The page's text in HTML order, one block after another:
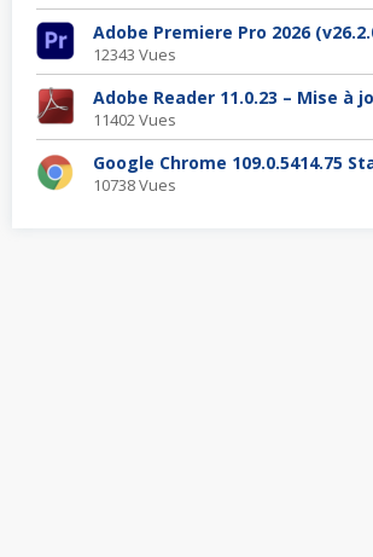
Adobe Premiere Pro 2026
12343 Vues
Adobe Reader 11.0.23 – Mise à
11402 Vues
Google Chrome 109.0.5414.75
10738 Vues